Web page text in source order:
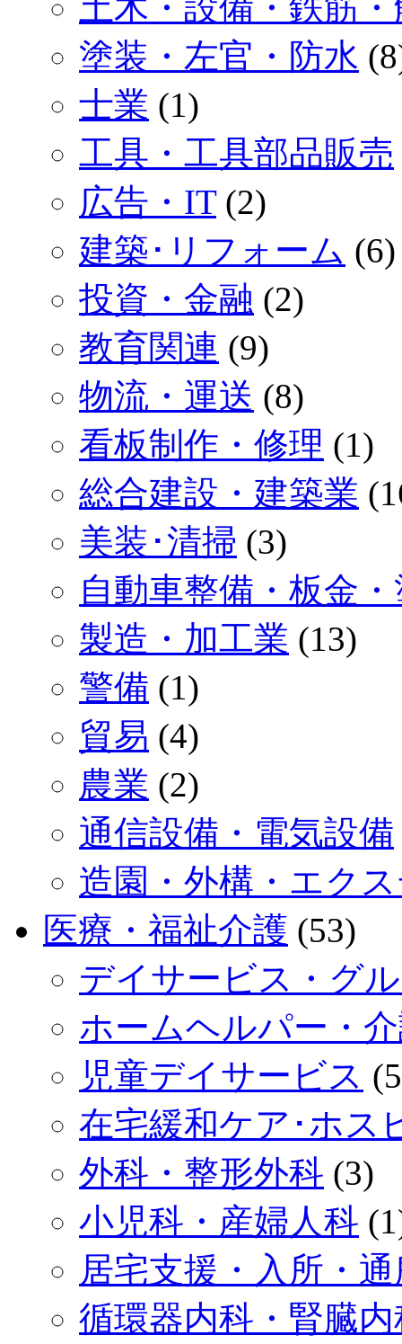
土木・設備・鉄筋
塗装・左官・防水
士業 (1)
工具・工具部品販売
広告・IT(2)
建築･リフォーム (6)
投資・金融 (2)
教育関連 (9)
物流・運送 (8)
看板制作・修理 (1)
総合建設・建築業
美装･清掃 (3)
自動車整備・板金
製造・加工業 (13)
警備 (1)
貿易 (4)
農業 (2)
通信設備・電気設備
造園・外構・エク
医療・福祉介護 (53)
デイサービス・グ
ホームヘルパー・
児童デイサービス
在宅緩和ケア･ホス
外科・整形外科 (3)
小児科・産婦人科
居宅支援・入所・
循環器内科・腎臓内